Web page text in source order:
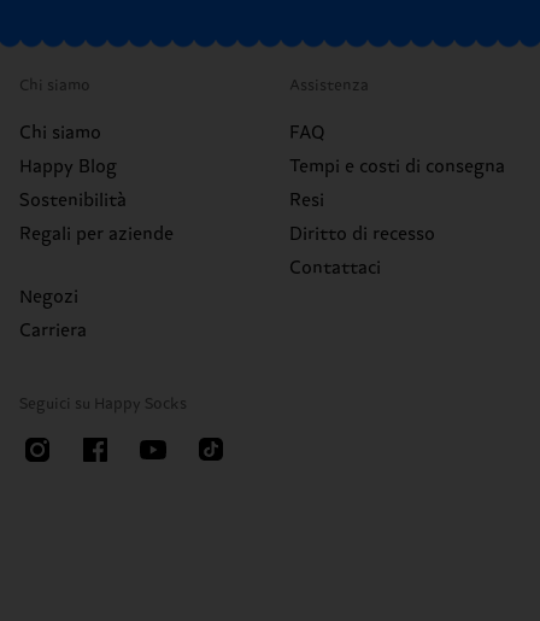
Chi siamo
Chi siamo
Happy Blog
Sostenibilità
Regali per aziende
Negozi
Carriera
Assistenza
FAQ
Tempi e costi di consegna
Resi
Diritto di recesso
Contattaci
Seguici su Happy Socks